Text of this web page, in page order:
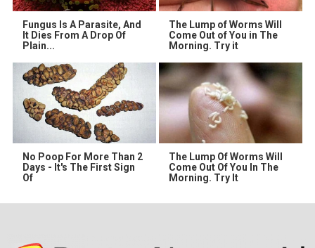
Fungus Is A Parasite, And
It Dies From A Drop Of
Plain...
The Lump of Worms Will
Come Out of You in The
Morning. Try it
No Poop For More Than 2
Days - It's The First Sign
Of
The Lump Of Worms Will
Come Out Of You In The
Morning. Try It